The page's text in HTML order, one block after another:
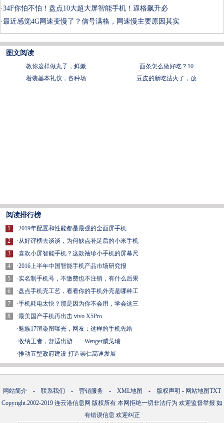
·34F你怕不怕！盘点10大超大屏智能手机！逼格飙升必
·最近感觉4G网速变慢了？信号满格，网速慢主要原因其实
图文阅读
教你这样做丸子，鲜嫩
面条怎么做好吃？10
着装基本礼仪，各种场
豆皮的新吃法火了，放
阅读排行榜
1
2
3
4
5
6
7
8
·2019年配置和性能都是最强的全面屏手机
·从好评榜去谈谈，为何缺点补足后的小米手机
·喜欢小屏智能手机？这款袖珍小手机的屏幕尺
·2016上半年中国智能手机产品市场研究报
·实名制手机号，不缴费也不注销，有什么后果
·盘点手机壳工艺，看看你的手机外壳是哪种工
·手机耗电太快？那是因为你不会用，学会这三
·最美国产手机再出击 vivo X5Pro
·魅族17渲染图曝光，网友：这样的手机先给
·收纳王者，舒适出游——Wenger威戈瑞
·推动五型政府建设 打造崇仁高速发展
网站简介 - 联系我们 - 营销服务 - XML地图 - 版权声明 - 网站地图TXT
Copyright.2002-2019 连云港信息网 版权所有 本网拒绝一切非法行为 欢迎监督举报 如
有错误信息 欢迎纠正